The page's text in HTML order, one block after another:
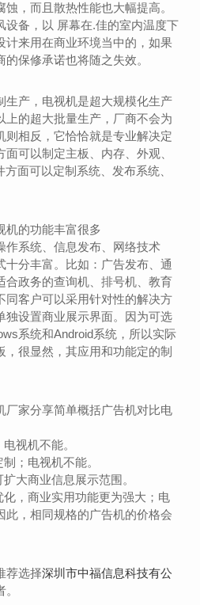
，而且散热性能也大幅提高。
设备，以 屏幕在.佳的室内温度下
计来用在商业环境当中的，如果
保修承诺也将随之失效。
生产，电视机是超大规模化生产
上的超大批量生产，厂商不会为
则相反，它恰恰就是专业解决定
可以制定主板、内存、外观、
面可以定制系统、发布系统、
机的功能丰富很多
作系统、信息发布、网络技术
十分丰富。比如：广告发布、通
合政务的查询机、排号机、教育
同客户可以采用针对性的解决方
独设置商业展示界面。因为可选
系统和Android系统，所以实际
，很显然，其应用和功能定的制
厂家分享简单概括广告机对比电
视机不能。
；电视机不能。
大商业信息展示范围。
，商业实用功能更为强大；电
此，相同规格的广告机的价格会
荐选择深圳市中福信息科技有公